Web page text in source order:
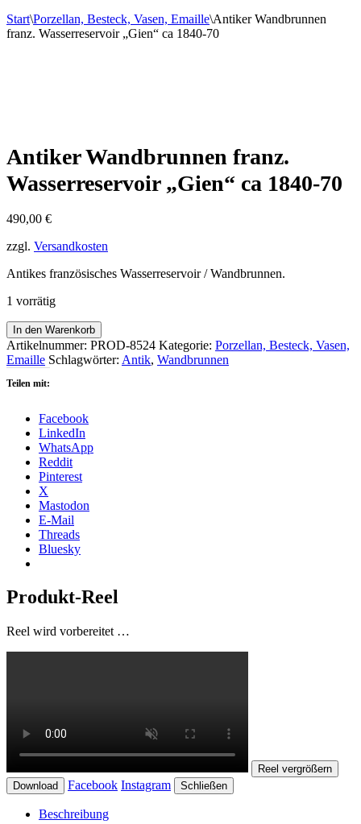
Start\Porzellan, Besteck, Vasen, Emaille\Antiker Wandbrunnen
franz. Wasserreservoir „Gien“ ca 1840-70
Antiker Wandbrunnen franz.
Wasserreservoir „Gien“ ca 1840-70
490,00 €
zzgl. Versandkosten
Antikes französisches Wasserreservoir / Wandbrunnen.
1 vorrätig
Antiker
Wandbrunnen
franz.
Wasserreservoir
"Gien"
1840-
Menge
In den Warenkorb
Artikelnummer: PROD-8524 Kategorie: Porzellan, Besteck, Vasen,
Emaille Schlagwörter: Antik, Wandbrunnen
Teilen mit:
Facebook
LinkedIn
WhatsApp
Reddit
Pinterest
X
Mastodon
E-Mail
Threads
Bluesky
Produkt-Reel
Reel wird vorbereitet …
Reel vergrößern
Download
Facebook Instagram Schließen
Beschreibung